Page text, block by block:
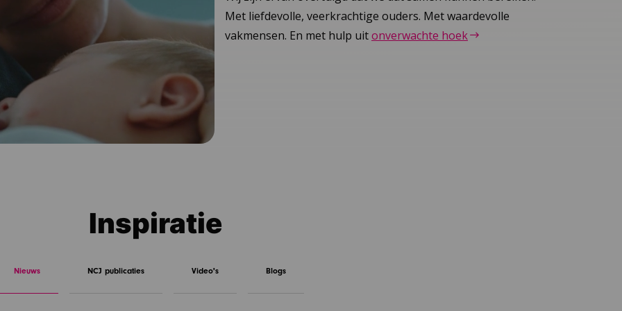
Met liefdevolle, veerkrachtige ouders. Met waardevolle
vakmensen. En met hulp uitonverwachte hoek
Inspiratie
Nieuws NCJ publicaties Video's Blogs